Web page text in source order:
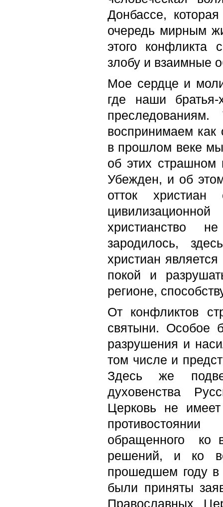
Донбассе,
очередь мирным
этого конфликта
злобу и взаимные
Мое сердце и
где наши братья-
воспринимаем
в прошлом веке мы
об этих страшном
Убежден, и об
отток христиан
христианство
зародилось,
христиан
покой и
регионе,
От конфликтов
святыни. Особое
разрушения и
том числе и
Здесь же
духовенства
Церковь не имеет
обращенного ко
решений, и ко
прошедшем году в
были приняты
Православных